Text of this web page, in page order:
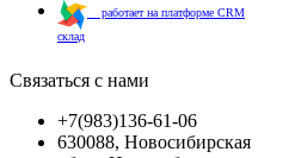
работает на платформе CRM
склад
Связаться с нами
+7(983)136-61-06
630088, Новосибирская